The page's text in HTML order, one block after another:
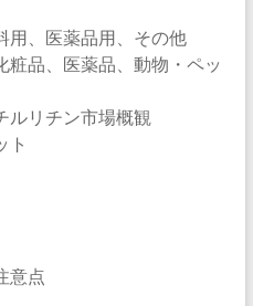
、医薬品用、その他
品、医薬品、動物・ペッ
ルリチン市場概観
ト
意点